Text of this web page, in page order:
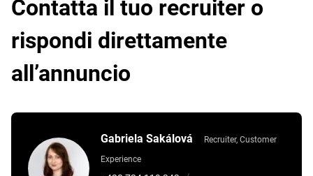
Contatta il tuo recruiter o
rispondi direttamente
all’annuncio
Gabriela Sakálová
Recruiter, Customer
Experience